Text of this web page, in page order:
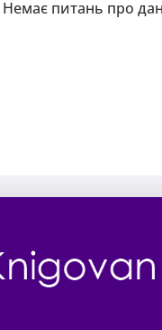
Немає питань про